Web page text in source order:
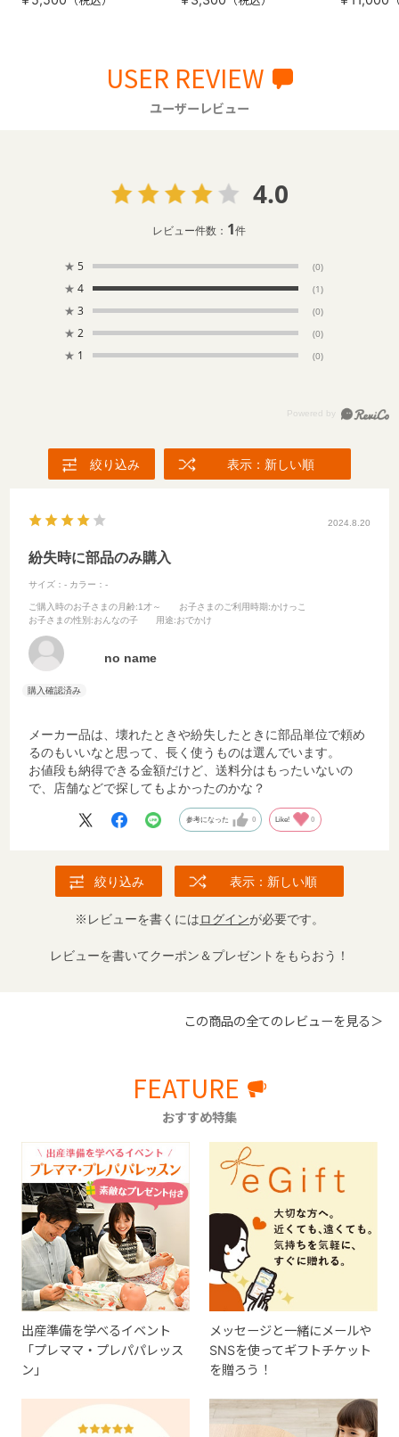
USER REVIEW
ユーザーレビュー
4.0
レビュー件数： 1件
★ 5 (0)
★ 4 (1)
★ 3 (0)
★ 2 (0)
★ 1 (0)
絞り込み 表示：新しい順
2024.8.20
紛失時に部品のみ購入
サイズ：- カラー：-
ご購入時のお子さまの月齢:1才～ お子さまのご利用時期:かけっこ
お子さまの性別 :おんなの子 用途:おでかけ
no name
メーカー品は、壊れたときや紛失したときに部品単位で頼め
るのもいいなと思って、長く使うものは選んでいます。
お値段も納得できる金額だけど、送料分はもったいないの
で、店舗などで探してもよかったのかな？
参考になった 0 Like! 0
絞り込み 表示：新しい順
※レビューを書くにはログインが必要です。
レビューを書いてクーポン＆プレゼントをもらおう！
この商品の全てのレビューを見る＞
FEATURE
おすすめ特集
出産準備を学べるイベント
「プレママ・プレパパレッス
ン」
メッセージと一緒にメールや
SNSを使ってギフトチケット
を贈ろう！